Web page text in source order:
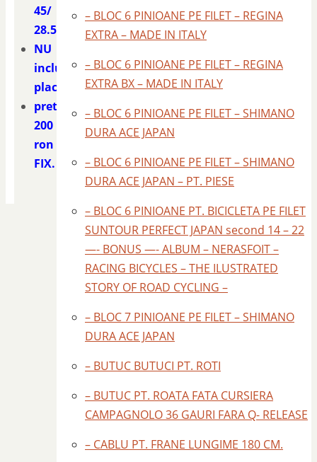
45/
28.5
NU
includ
placute
pret
200
ron
FIX.
– BLOC 6 PINIOANE PE FILET – REGINA
EXTRA – MADE IN ITALY
– BLOC 6 PINIOANE PE FILET – REGINA
EXTRA BX – MADE IN ITALY
– BLOC 6 PINIOANE PE FILET – SHIMANO
DURA ACE JAPAN
– BLOC 6 PINIOANE PE FILET – SHIMANO
DURA ACE JAPAN – PT. PIESE
– BLOC 6 PINIOANE PT. BICICLETA PE FILET
SUNTOUR PERFECT JAPAN second 14 – 22
—- BONUS —- ALBUM – NERASFOIT –
RACING BICYCLES – THE ILUSTRATED
STORY OF ROAD CYCLING –
– BLOC 7 PINIOANE PE FILET – SHIMANO
DURA ACE JAPAN
– BUTUC BUTUCI PT. ROTI
– BUTUC PT. ROATA FATA CURSIERA
CAMPAGNOLO 36 GAURI FARA Q- RELEASE
– CABLU PT. FRANE LUNGIME 180 CM.